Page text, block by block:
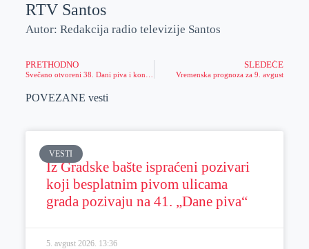
RTV Santos
Autor: Redakcija radio televizije Santos
PRETHODNO SLEDEĆE
Vremenska prognoza za 9. avgust
POVEZANE vesti
VESTI
Iz Gradske bašte ispraćeni pozivari
koji besplatnim pivom ulicama
grada pozivaju na 41. „Dane piva“
5. avgust 2026. 13:36